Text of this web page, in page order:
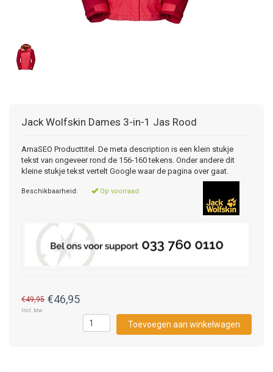
Jack Wolfskin Dames 3-in-1 Jas Rood
AmaSEO Producttitel. De meta description is een klein stukje
tekst van ongeveer rond de 156-160 tekens. Onder andere dit
kleine stukje tekst vertelt Google waar de pagina over gaat.
Beschikbaarheid: Op voorraad
€49,95 €46,95
Incl. btw
Toevoegen aan winkelwagen